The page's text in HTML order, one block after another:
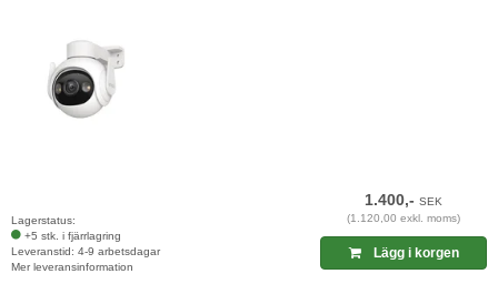
Lagerstatus:
+5 stk. i fjärrlagring
Leveranstid: 4-9 arbetsdagar
Mer leveransinformation
1.400,-SEK
(1.120,00 exkl. moms)
Lägg i korgen